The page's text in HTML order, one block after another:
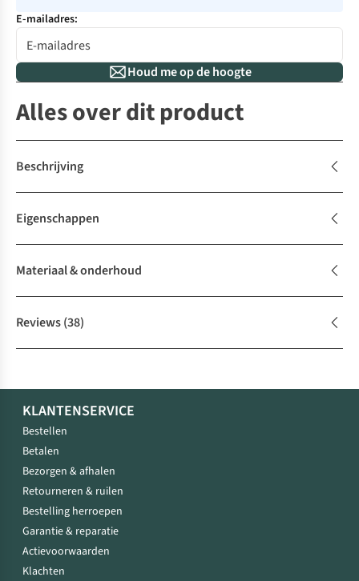
E-mailadres:
Houd me op de hoogte
Alles over dit product
Beschrijving
Eigenschappen
Materiaal & onderhoud
Reviews(38)
KLANTENSERVICE
Bestellen
Betalen
Bezorgen & afhalen
Retourneren & ruilen
Bestelling herroepen
Garantie & reparatie
Actievoorwaarden
Klachten